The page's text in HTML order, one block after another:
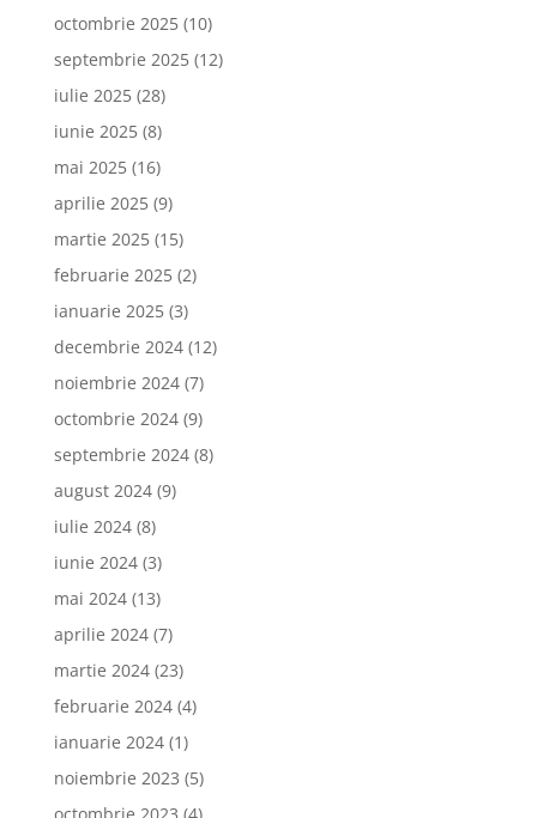
octombrie 2025(10)
septembrie 2025(12)
iulie 2025(28)
iunie 2025(8)
mai 2025(16)
aprilie 2025(9)
martie 2025(15)
februarie 2025(2)
ianuarie 2025(3)
decembrie 2024(12)
noiembrie 2024(7)
octombrie 2024(9)
septembrie 2024(8)
august 2024(9)
iulie 2024(8)
iunie 2024(3)
mai 2024(13)
aprilie 2024(7)
martie 2024(23)
februarie 2024(4)
ianuarie 2024(1)
noiembrie 2023 (5)